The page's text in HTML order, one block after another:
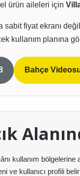
ürün aileleri için
sabit fiyat ekranı
kullanım planına
Bahçe
kullanım
ve kullanıcı profili